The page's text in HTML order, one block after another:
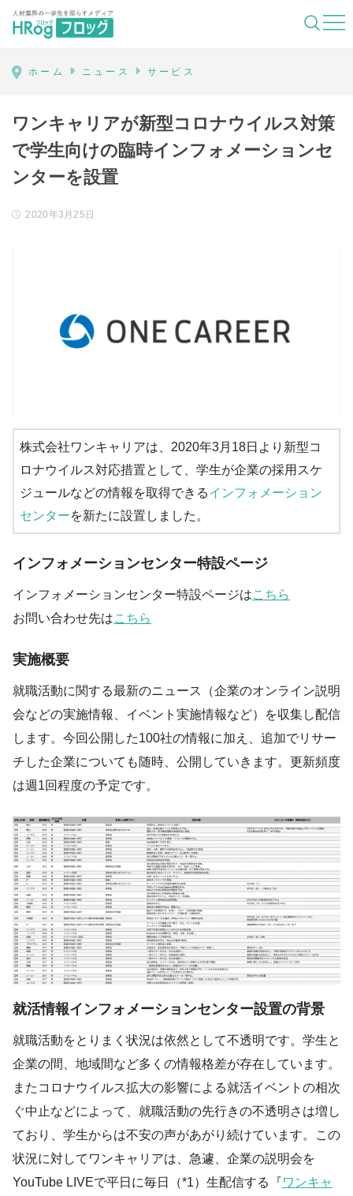
HRog | 人材業界の一歩先を照らすメディ
ホーム ニュース サービス
ワンキャリアが新型コロナウイルス対策
で学生向けの臨時インフォメーションセ
ンターを設置
2020年3月25日
株式会社ワンキャリアは、2020年3月18日より新型コ
ロナウイルス対応措置として、学生が企業の採用スケ
ジュールなどの情報を取得できるインフォメーション
センターを新たに設置しました。
インフォメーションセンター特設ページ
インフォメーションセンター特設ページはこちら
お問い合わせ先はこちら
実施概要
就職活動に関する最新のニュース（企業のオンライン説明
会などの実施情報、イベント実施情報など）を収集し配信
します。今回公開した100社の情報に加え、追加でリサー
チした企業についても随時、公開していきます。更新頻度
は週1回程度の予定です。
就活情報インフォメーションセンター設置の背景
就職活動をとりまく状況は依然として不透明です。学生と
企業の間、地域間など多くの情報格差が存在しています。
またコロナウイルス拡大の影響による就活イベントの相次
ぐ中止などによって、就職活動の先行きの不透明さは増し
ており、学生からは不安の声があがり続けています。この
状況に対してワンキャリアは、急遽、企業の説明会を
YouTube LIVEで平日に毎日（*1）生配信する『ワンキャ